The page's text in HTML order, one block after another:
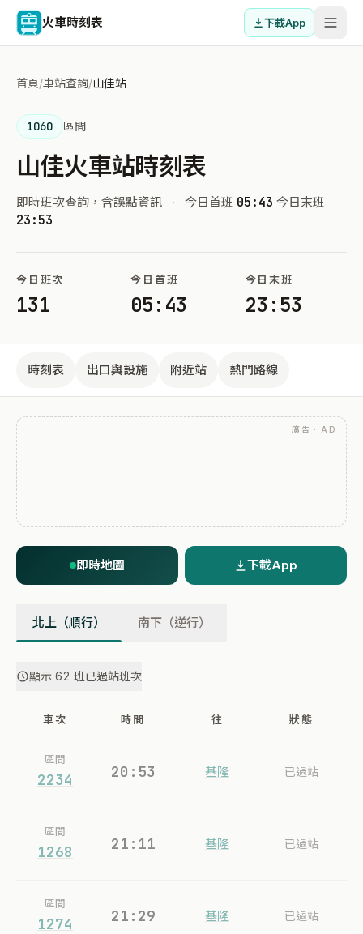
火車時刻表 下載App
首頁/車站查詢/山佳站
1060 區間
山佳火車站時刻表
即時班次查詢，含誤點資訊 · 今日首班 05:43 今日末班
23:53
今日班次
131
今日首班
05:43
今日末班
23:53
時刻表 出口與設施 附近站 熱門路線
廣告 · AD
即時地圖 下載App
北上（順行） 南下（逆行）
顯示 62 班已過站班次
車次 時間 往 狀態
區間
2234 20:53 基隆 已過站
區間
1268 21:11 基隆 已過站
區間
1274 21:29 基隆 已過站